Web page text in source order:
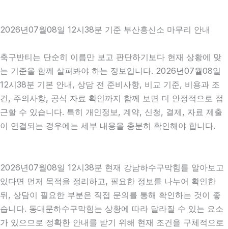
2026년07월08일 12시38분 기준 부산흥신소 마무리 안내
축구반티는 단순히 이름만 보고 판단하기보다 현재 상황에 맞
는 기준을 함께 살펴봐야 하는 정보입니다. 2026년07월08일
12시38분 기본 안내, 상담 전 준비사항, 비교 기준, 비용과 조
건, 주의사항, 공식 자료 확인까지 함께 보면 더 안정적으로 접
근할 수 있습니다. 특히 개인정보, 계약, 신청, 결제, 자료 제출
이 연결되는 경우에는 세부 내용을 충분히 확인해야 합니다.
2026년07월08일 12시38분 현재 강남하수구막힘를 알아보고
있다면 먼저 목적을 정리하고, 필요한 정보를 나누어 확인한
뒤, 상담이 필요한 부분은 직접 문의를 통해 확인하는 것이 좋
습니다. 동대문하수구막힘는 상황에 따라 달라질 수 있는 요소
가 있으므로 정확한 안내를 받기 위해 현재 조건을 구체적으로